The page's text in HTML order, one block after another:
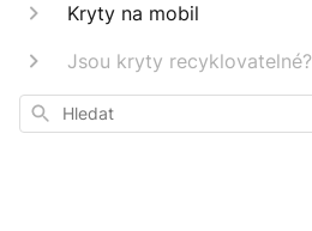
Kryty na mobil
Jsou kryty recyklovatelné?
Hledat